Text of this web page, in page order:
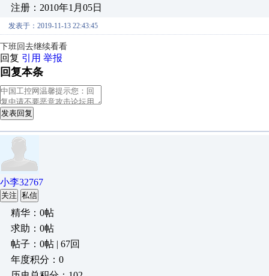
注册：2010年1月05日
发表于：2019-11-13 22:43:45
下班回去继续看看
回复 引用 举报
回复本条
发表回复
小李32767
关注 私信
精华：0帖
求助：0帖
帖子：0帖 | 67回
年度积分：0